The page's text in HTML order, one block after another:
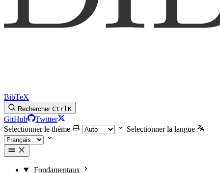
BibTeX
Rechercher CtrlK
GitHub
Twitter
Selectionner le thème
Selectionner la langue
Fondamentaux